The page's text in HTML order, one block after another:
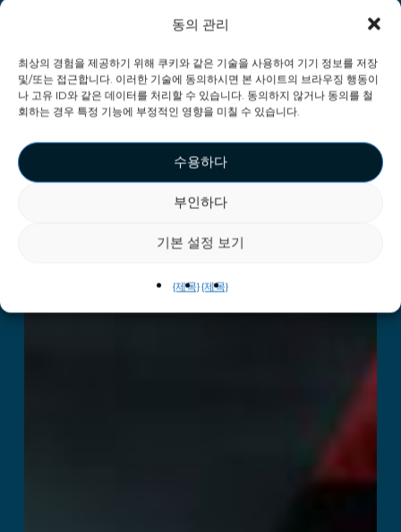
동의 관리
최상의 경험을 제공하기 위해 쿠키와 같은 기술을 사용하여 기기 정보를 저장
및/또는 접근합니다. 이러한 기술에 동의하시면 본 사이트의 브라우징 행동이
나 고유 ID와 같은 데이터를 처리할 수 있습니다. 동의하지 않거나 동의를 철
회하는 경우 특정 기능에 부정적인 영향을 미칠 수 있습니다.
수용하다
부인하다
기본 설정 보기
{제목}{제목}